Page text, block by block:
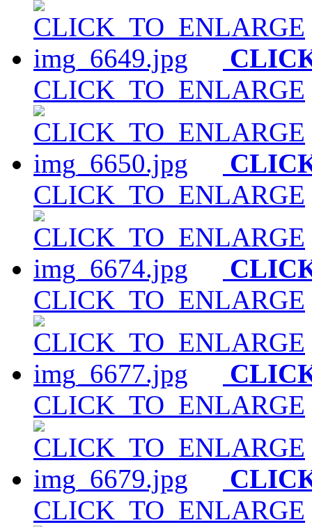
CLICK_TO_ENLARGE
CLICK_TO_ENLARGE
CLICK_TO_ENLARGE
CLICK_TO_ENLARGE
CLICK_TO_ENLARGE